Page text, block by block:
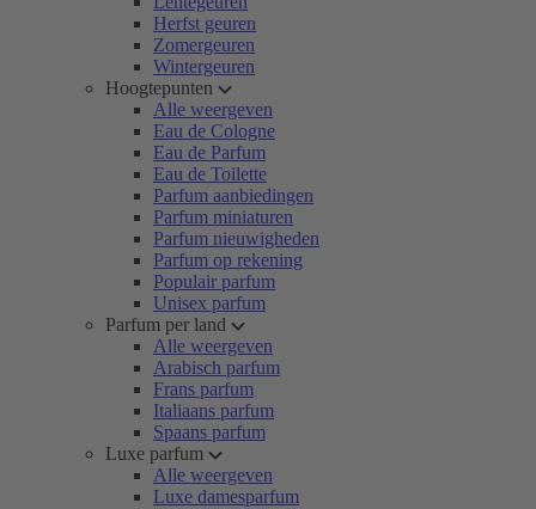
Herfst geuren
Zomergeuren
Wintergeuren
Hoogtepunten
Alle weergeven
Eau de Cologne
Eau de Parfum
Eau de Toilette
Parfum aanbiedingen
Parfum miniaturen
Parfum nieuwigheden
Parfum op rekening
Populair parfum
Unisex parfum
Parfum per land
Alle weergeven
Arabisch parfum
Frans parfum
Italiaans parfum
Spaans parfum
Luxe parfum
Alle weergeven
Luxe damesparfum